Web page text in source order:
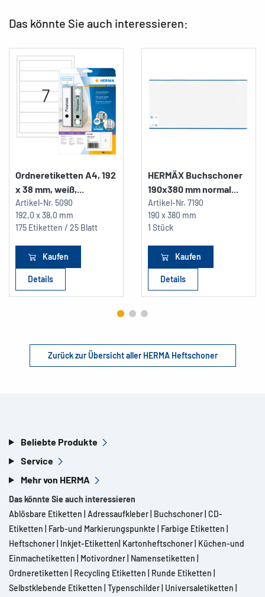
Das könnte Sie auch interessieren:
Ordneretiketten A4, 192
x 38 mm, weiß,...
Artikel-Nr. 5090
192,0 x 38,0 mm
175 Etiketten / 25 Blatt
Kaufen
Details
HERMÄX Buchschoner
190x380 mm normal...
Artikel-Nr. 7190
190 x 380 mm
1 Stück
Kaufen
Details
Zurück zur Übersicht aller HERMA Heftschoner
Beliebte Produkte
Service
Mehr von HERMA
Das könnte Sie auch interessieren
Ablösbare Etiketten Adressaufkleber Buchschoner CD-
Etiketten
Farb-und Markierungspunkte Farbige Etiketten
Heftschoner Inkjet-Etiketten Kartonheftschoner Küchen-und
Einmachetiketten
Motivordner Namensetiketten
Ordneretiketten
Recycling Etiketten Runde Etiketten
Selbstklebende Etiketten Typenschilder Universaletiketten